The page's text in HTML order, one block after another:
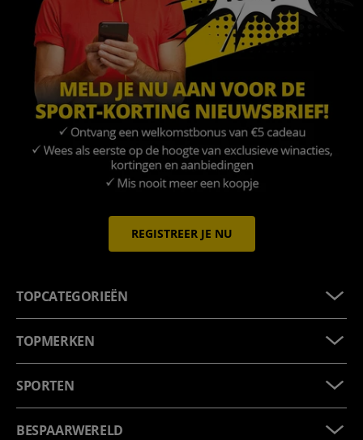
REGISTREER JE NU
TOPCATEGORIEËN
TOPMERKEN
SPORTEN
BESPAARWERELD